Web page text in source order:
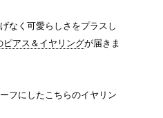
なく可愛らしさをプラスし
ピアス＆イヤリングが届きま
フにしたこちらのイヤリン